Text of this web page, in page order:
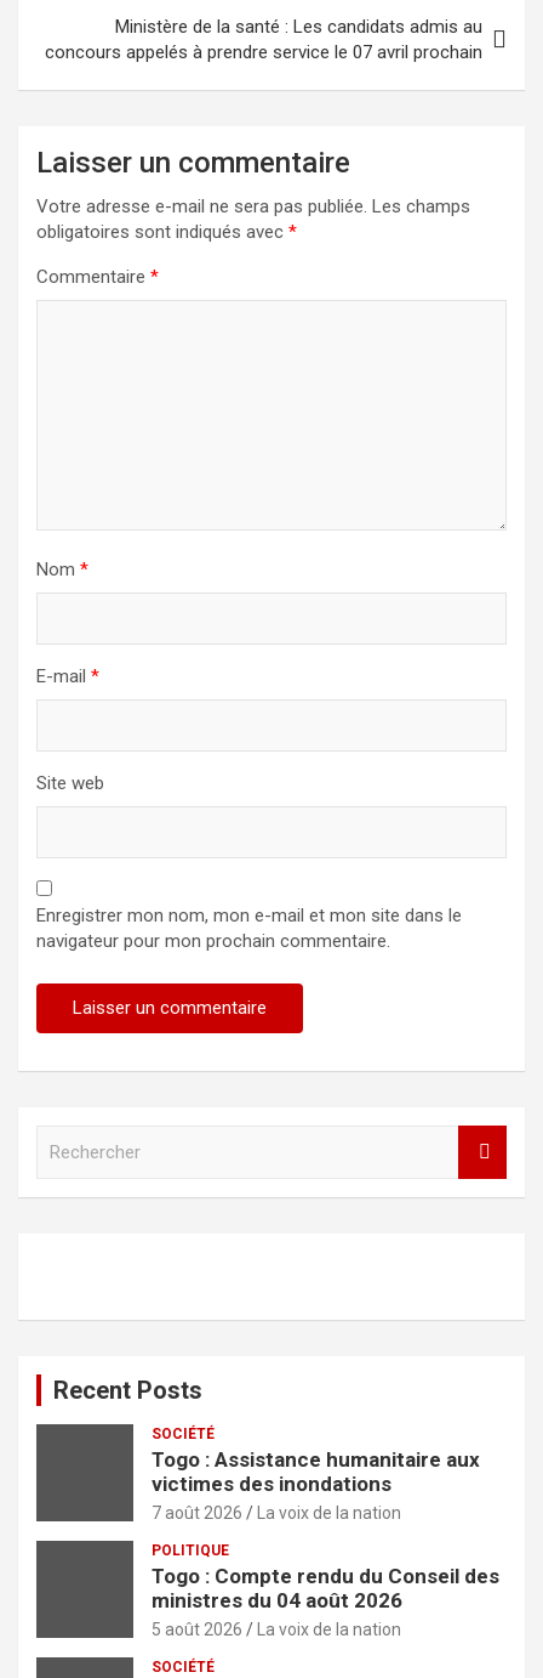
Ministère de la santé : Les candidats admis au
concours appelés à prendre service le 07 avril prochain
Laisser un commentaire
Votre adresse e-mail ne sera pas publiée. Les champs
obligatoires sont indiqués avec *
Commentaire *
Nom *
E-mail *
Site web
Enregistrer mon nom, mon e-mail et mon site dans le
navigateur pour mon prochain commentaire.
h
Recent Posts
SOCIÉTÉ
Togo : Assistance humanitaire aux
victimes des inondations
7 août 2026 La voix de la nation
POLITIQUE
Togo : Compte rendu du Conseil des
ministres du 04 août 2026
5 août 2026 La voix de la nation
SOCIÉTÉ